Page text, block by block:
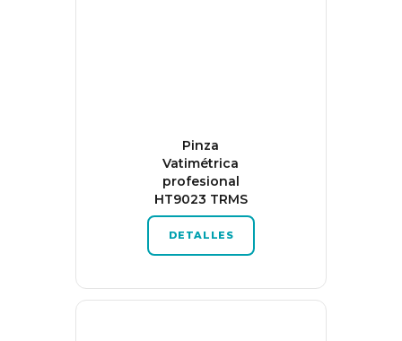
Pinza
Vatimétrica
profesional
HT9023 TRMS
DETALLES